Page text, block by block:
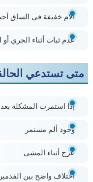
آلام خفيفة في الساق
عدم ثبات أثناء الجري أو
متى تستدعي
إذا استمرت المشكلة بعد عمر 4 – 6
وجود ألم مستمر
عرج أثناء المشي
اختلاف واضح بين